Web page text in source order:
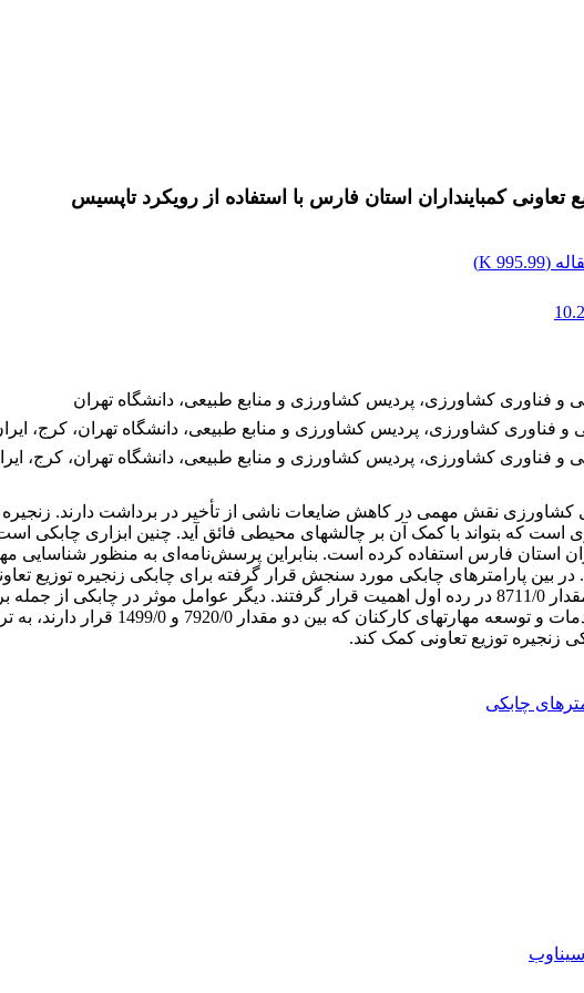
تعاونی کمباینداران استان فارس با استفاده از رویکرد تاپسیس
(
995.99 K
)
فناوری کشاورزی، پردیس کشاورزی و منابع طبیعی، دانشگاه تهران
کشاورزی، پردیس کشاورزی و منابع طبیعی، دانشگاه تهران، کرج،
کشاورزی، پردیس کشاورزی و منابع طبیعی، دانشگاه تهران، کرج،
کشاورزی نقش مهمی در کاهش ضایعات ناشی از تأخیر در برداشت دارند. زنجیره
در بین پارامترهای چابکی مورد سنجش قرار گرفته برای چابکی زنجیره توزیع
فرآیندها، رضایت مشتری،
زنجیره توزیع تعاونی کمک کند.
چابکی
سیناوب